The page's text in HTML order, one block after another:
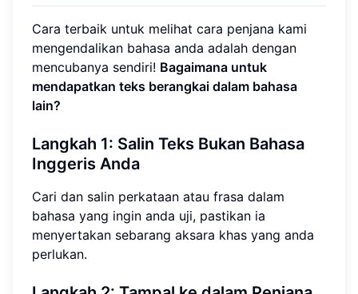
Cara terbaik untuk melihat cara penjana kami
mengendalikan bahasa anda adalah dengan
mencubanya sendiri! Bagaimana untuk
mendapatkan teks berangkai dalam bahasa
lain?
Langkah 1: Salin Teks Bukan Bahasa
Inggeris Anda
Cari dan salin perkataan atau frasa dalam
bahasa yang ingin anda uji, pastikan ia
menyertakan sebarang aksara khas yang anda
perlukan.